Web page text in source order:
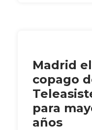
Madrid
copago
para
años